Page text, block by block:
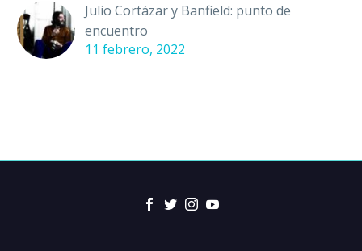
Julio Cortázar y Banfield: punto de
encuentro
11 febrero, 2022